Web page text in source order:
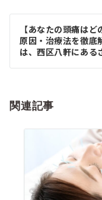
ビ
ー
シ
ン
【あなたの頭痛は
原因・治療法を徹底
は、西区八軒にある
関連記事